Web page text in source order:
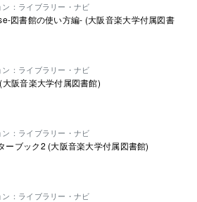
ン：ライブラリー・ナビ
図書館の使い方編- (大阪音楽大学付属図書
ン：ライブラリー・ナビ
阪音楽大学付属図書館)
ン：ライブラリー・ナビ
ーブック2 (大阪音楽大学付属図書館)
ン：ライブラリー・ナビ